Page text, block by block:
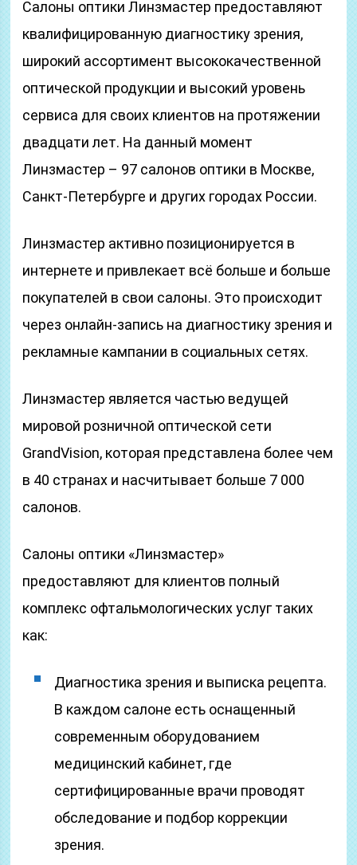
Салоны оптики Линзмастер предоставляют
квалифицированную диагностику зрения,
широкий ассортимент высококачественной
оптической продукции и высокий уровень
сервиса для своих клиентов на протяжении
двадцати лет. На данный момент
Линзмастер – 97 салонов оптики в Москве,
Санкт-Петербурге и других городах России.
Линзмастер активно позиционируется в
интернете и привлекает всё больше и больше
покупателей в свои салоны. Это происходит
через онлайн-запись на диагностику зрения и
рекламные кампании в социальных сетях.
Линзмастер является частью ведущей
мировой розничной оптической сети
GrandVision, которая представлена более чем
в 40 странах и насчитывает больше 7 000
салонов.
Салоны оптики «Линзмастер»
предоставляют для клиентов полный
комплекс офтальмологических услуг таких
как:
Диагностика зрения и выписка рецепта.
В каждом салоне есть оснащенный
современным оборудованием
медицинский кабинет, где
сертифицированные врачи проводят
обследование и подбор коррекции
зрения.